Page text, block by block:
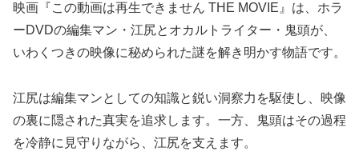
映画『この動画は再生できません THE MOVIE』は、ホラ
ーDVDの編集マン・江尻とオカルトライター・鬼頭が、
いわくつきの映像に秘められた謎を解き明かす物語です。
江尻は編集マンとしての知識と鋭い洞察力を駆使し、映像
の裏に隠された真実を追求します。一方、鬼頭はその過程
を冷静に見守りながら、江尻を支えます。